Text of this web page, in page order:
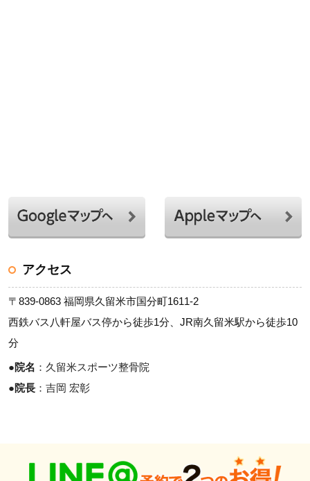
アクセス
〒839-0863 福岡県久留米市国分町1611-2
西鉄バス八軒屋バス停から徒歩1分、JR南久留米駅から徒歩10
分
●院名 ：久留米スポーツ整骨院
●院長 ：吉岡 宏彰